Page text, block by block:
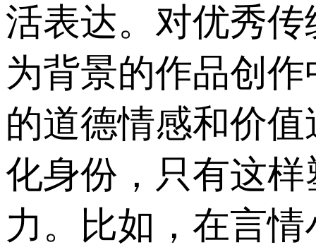
活表达。对优秀
为背景的作品创
的道德情感和价
化身份，只有这
力。比如，在言